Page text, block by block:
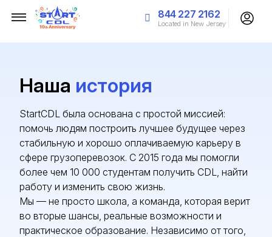
844 227 2162
Located in New Jersey
Наша история
StartCDL была основана с простой миссией:
помочь людям построить лучшее будущее через
стабильную и хорошо оплачиваемую карьеру в
сфере грузоперевозок. С 2015 года мы помогли
более чем 10 000 студентам получить CDL, найти
работу и изменить свою жизнь.
Мы — не просто школа, а команда, которая верит
во вторые шансы, реальные возможности и
практическое образование. Независимо от того,